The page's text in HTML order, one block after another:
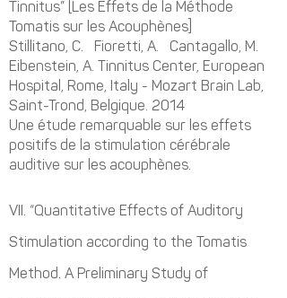
Tinnitus” [Les Effets de la Méthode
Tomatis sur les Acouphènes]
Stillitano, C. Fioretti, A. Cantagallo, M.
Eibenstein, A. Tinnitus Center, European
Hospital, Rome, Italy - Mozart Brain Lab,
Saint-Trond, Belgique. 2014
Une étude remarquable sur les effets
positifs de la stimulation cérébrale
auditive sur les acouphènes.
VII. “Quantitative Effects of Auditory
Stimulation according to the Tomatis
Method. A Preliminary Study of